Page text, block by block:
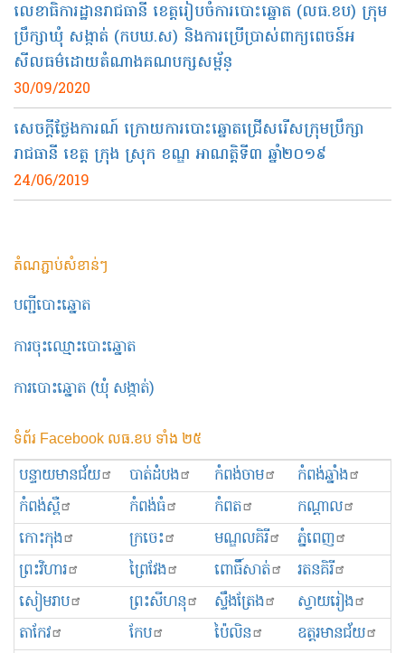
លេខាធិការដ្ឋានរាជធានី ខេត្តរៀបចំការបោះឆ្នោត (លធ.ខប) ក្រុម
ប្រឹក្សាឃុំ សង្កាត់ (កបឃ.ស) និងការប្រើប្រាស់ពាក្យពេចន៍អ
សីលធម៌ដោយតំណាងគណបក្សសម្ព័ន្
30/09/2020
សេចក្ដីថ្លែងការណ៍​ ក្រោយការបោះឆ្នោត​ជ្រើសរើស​ក្រុមប្រឹក្សា​
រាជធានី ខេត្ត ក្រុង ស្រុក ខណ្ឌ អាណត្តិ​ទី​៣ ឆ្នាំ​២០១៩
24/06/2019
តំណភ្ជាប់សំខាន់ៗ
បញ្ជីបោះឆ្នោត
ការចុះឈ្មោះបោះឆ្នោត
ការបោះឆ្នោត (ឃុំ សង្កាត់)
ទំព័រ Facebook លធ.ខប ទាំង ២៥
បន្ទាយមានជ័យ បាត់ដំបង កំពង់ចាម
កំពង់ឆ្នាំង
កំពង់ស្ពឺ
កំពង់ធំ កំពត
កណ្ដាល
កោះកុង
ក្រចេះ មណ្ឌលគិរី
ភ្នំពេញ
ព្រះ​វិហារ
ព្រៃវែង ពោធិ៍សាត់
រតនគិរី
សៀមរាប
ព្រះសីហនុ ស្ទឹងត្រែង
ស្វាយរៀង
តាកែវ
កែប ប៉ៃលិន
ឧត្ដរមានជ័យ